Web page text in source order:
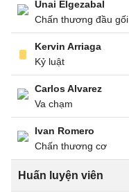
Unai Elgezabal
Chấn thương đầu gối
Kervin Arriaga
Kỷ luật
Carlos Alvarez
Va chạm
Ivan Romero
Chấn thương cơ
Huấn luyện viên